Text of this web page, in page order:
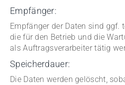
Empfänger:
Empfänger der Daten sind ggf.
die für den Betrieb und die
als Auftragsverarbeiter tätig
Speicherdauer:
Die Daten werden gelöscht,